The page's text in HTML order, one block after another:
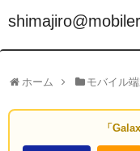
shimajiro@mobiler
ホーム モバイル
「